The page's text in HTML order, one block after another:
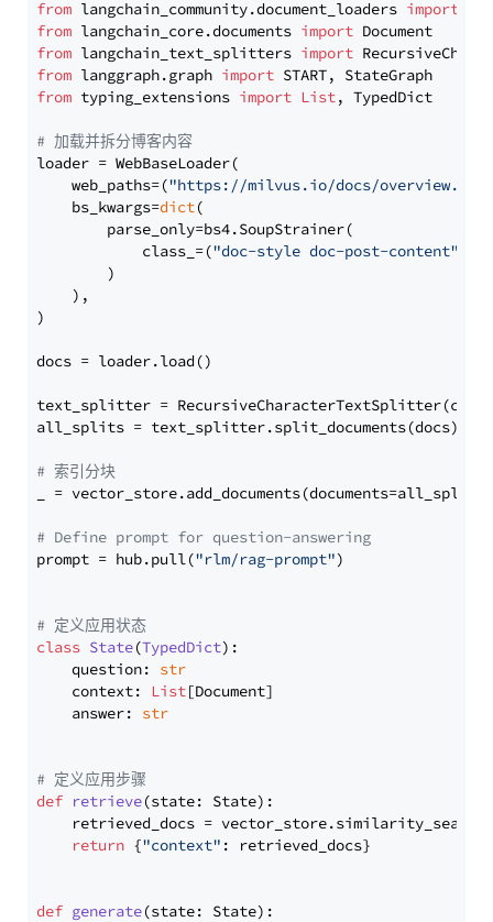
from langchain_community.document_loaders import
from langchain_core.documents import
from langchain_text_splitters import
from langgraph.graph import
from typing_extensions import List, TypedDict
# 加载并拆分博客内容
loader = WebBaseLoader(
    web_paths=(
"https://milvus.io/docs/overview.md"
    bs_kwargs=
dict(
        parse_only=bs4.SoupStrainer(
            class_=(
"doc-style doc-post-content"
        )
    ),
)
docs = loader.load()
text_splitter =
all_splits = text_splitter.split_documents(docs)
# 索引分块
_ = vector_store.add_documents(documents=all_splits)
# Define prompt for question-answering
prompt = hub.pull("rlm/rag-prompt")
# 定义应用状态
class State(TypedDict):
    question:
str
    context:
List[Document]
    answer:
str
# 定义应用步骤
def retrieve(state: State):
retrieved_docs =
return {"context" : retrieved_docs}
def generate(state: State):